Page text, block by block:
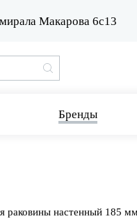
Макарова 6с13
Бренды
раковины настенный 185